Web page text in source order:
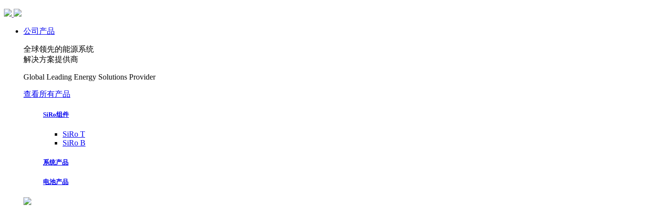
公司产品
全球领先的能源系统
解决方案提供商
Global Leading Energy Solutions Provider
查看所有产品
SiRo组件
SiRo T
SiRo B
系统产品
电池产品